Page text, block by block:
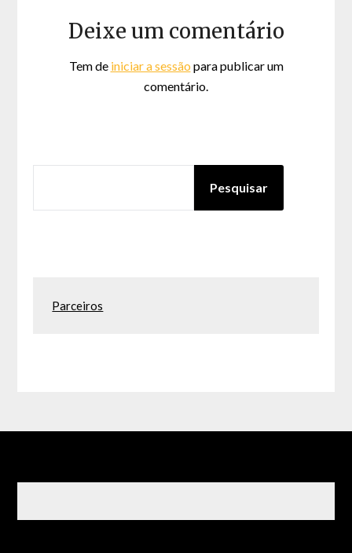
Deixe um comentário
Tem de iniciar a sessão para publicar um
comentário.
Pesquisar
Parceiros